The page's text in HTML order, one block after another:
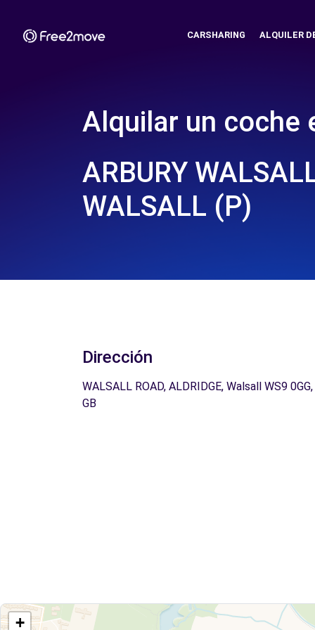
CARSHARING ALQUILER
Alquilar un coche
ARBURY
WALSALL (P)
Dirección
WALSALL ROAD, ALDRIDGE, Walsall WS9 0GG,
GB
+